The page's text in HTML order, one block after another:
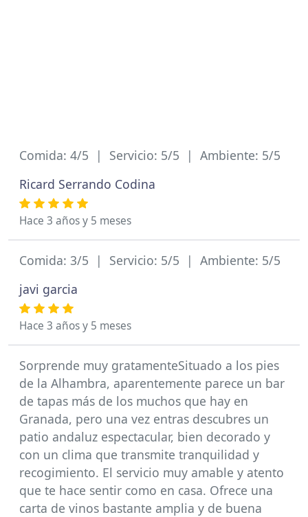
Comida: 4/5 | Servicio: 5/5 | Ambiente: 5/5
Ricard Serrando Codina
Hace 3 años y 5 meses
Comida: 3/5 | Servicio: 5/5 | Ambiente: 5/5
javi garcia
Hace 3 años y 5 meses
Sorprende muy gratamenteSituado a los pies
de la Alhambra, aparentemente parece un bar
de tapas más de los muchos que hay en
Granada, pero una vez entras descubres un
patio andaluz espectacular, bien decorado y
con un clima que transmite tranquilidad y
recogimiento. El servicio muy amable y atento
que te hace sentir como en casa. Ofrece una
carta de vinos bastante amplia y de buena